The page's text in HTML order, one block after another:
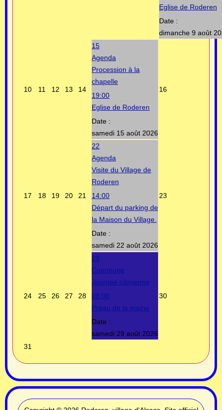
Eglise de Roderen
Date :
dimanche 9 août
10 11 12 13 14
15
Agenda
Procession à la
chapelle
19:00
Eglise de Roderen
Date :
samedi 15 août 2026
16
17 18 19 20 21
22
Agenda
Visite du Village de
Roderen
14:00
Départ du parking de
la Maison du Village.
Date :
samedi 22 août 2026
23
24 25 26 27 28
29
Commune
Journée citoyenne
08:00
Préau de la mairie
Date :
samedi 29 août 2026
30
31